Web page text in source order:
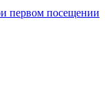
первом посещении